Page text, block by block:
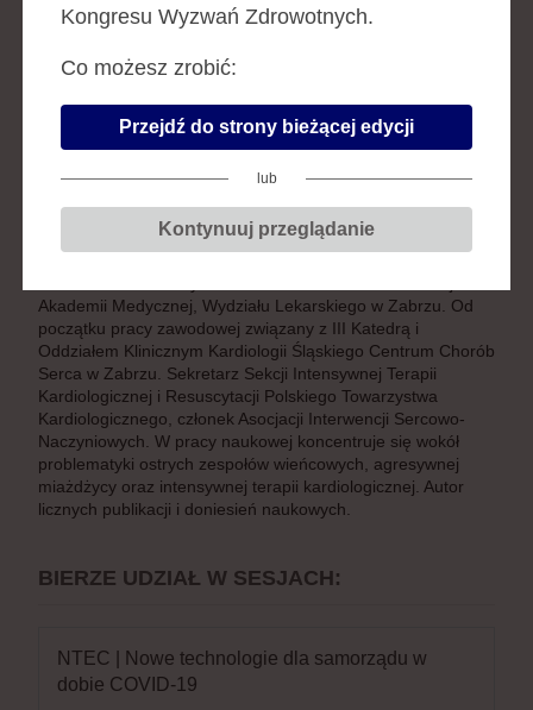
B C D F G H J K L Ł
PRZEMYSŁAW TRZECIAK
Firma:III Katedra i Oddział Kliniczny
Kardiologii SUM, Śląskie Centrum
Stanowisko:kardiolog
Akademii Medycznej, Wydziału Lekarskiego w Zabrzu. Od
początku pracy zawodowej związany z III Katedrą i
Oddziałem Klinicznym Kardiologii Śląskiego Centrum Chorób
Serca w Zabrzu. Sekretarz Sekcji Intensywnej Terapii
Kardiologicznej i Resuscytacji Polskiego Towarzystwa
Kardiologicznego, członek Asocjacji Interwencji Sercowo-
Naczyniowych. W pracy naukowej koncentruje się wokół
problematyki ostrych zespołów wieńcowych, agresywnej
miażdżycy oraz intensywnej terapii kardiologicznej. Autor
licznych publikacji i doniesień naukowych.
BIERZE UDZIAŁ W SESJACH:
NTEC | Nowe technologie dla samorządu w
dobie COVID-19
Kongresu Wyzwań Zdrowotnych.
Co możesz zrobić:
Przejdź do strony bieżącej edycji
lub
Kontynuuj przeglądanie